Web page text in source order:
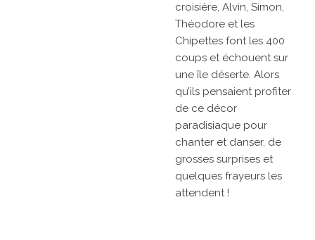
croisière, Alvin, Simon,
Théodore et les
Chipettes font les 400
coups et échouent sur
une île déserte. Alors
qu’ils pensaient profiter
de ce décor
paradisiaque pour
chanter et danser, de
grosses surprises et
quelques frayeurs les
attendent !